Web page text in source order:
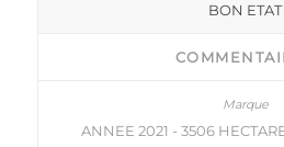
BON ETAT
ANNEE 2021 - 3506